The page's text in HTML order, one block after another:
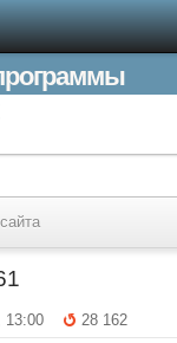
13:00
28 162